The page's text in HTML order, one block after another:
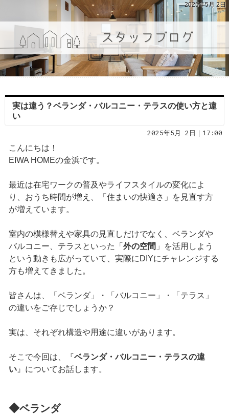
2025年5月 2日
実は違う？ベランダ・バルコニー・テラスの使い方と違
い
2025年5月 2日｜17:00
こんにちは！
EIWA HOMEの金浜です。
最近は在宅ワークの普及やライフスタイルの変化によ
り、おうち時間が増え、「住まいの快適さ」を見直す方
が増えています。
室内の模様替えや家具の見直しだけでなく、ベランダや
バルコニー、テラスといった「 外の空間 」を活用しよう
という動きも広がっていて、実際にDIYにチャレンジする
方も増えてきました。
皆さんは、「ベランダ」・「バルコニー」・「テラス」
の違いをご存じでしょうか？
実は、それぞれ構造や用途に違いがあります。
そこで今回は、『ベランダ・バルコニー・テラスの違
い』についてお話します。
◆ベランダ